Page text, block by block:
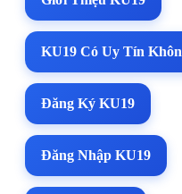
KU19 Có Uy Tín
Đăng Ký KU19
Đăng Nhập KU19